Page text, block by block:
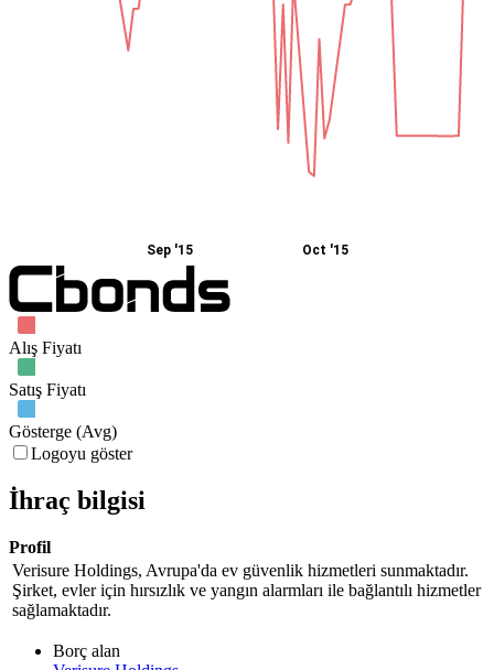
Sep '15 Oct '15
Alış Fiyatı
Satış Fiyatı
Gösterge (Avg)
Logoyu göster
İhraç bilgisi
Profil
Verisure Holdings, Avrupa'da ev güvenlik hizmetleri sunmaktadır.
Şirket, evler için hırsızlık ve yangın alarmları ile bağlantılı hizmetler
sağlamaktadır.
Borç alan